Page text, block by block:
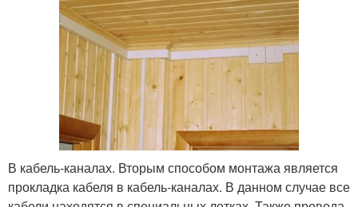
В кабель-каналах. Вторым способом монтажа является
прокладка кабеля в кабель-каналах. В данном случае все